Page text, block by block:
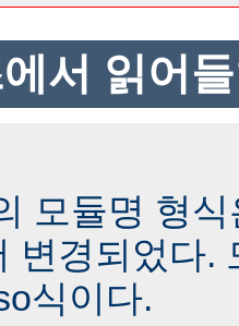
서 읽어
모듈명 형
변경되었다.
식이다.